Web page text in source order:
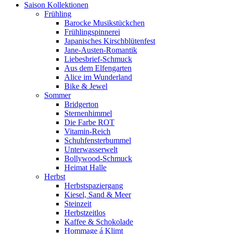
Saison Kollektionen
Frühling
Barocke Musikstückchen
Frühlingspinnerei
Japanisches Kirschblütenfest
Jane-Austen-Romantik
Liebesbrief-Schmuck
Aus dem Elfengarten
Alice im Wunderland
Bike & Jewel
Sommer
Bridgerton
Sternenhimmel
Die Farbe ROT
Vitamin-Reich
Schuhfensterbummel
Unterwasserwelt
Bollywood-Schmuck
Heimat Halle
Herbst
Herbstspaziergang
Kiesel, Sand & Meer
Steinzeit
Herbstzeitlos
Kaffee & Schokolade
Hommage á Klimt